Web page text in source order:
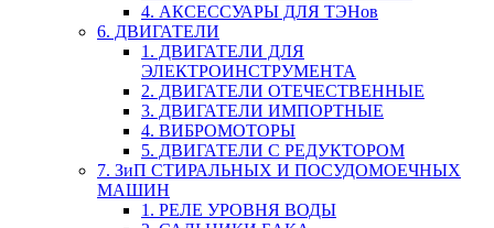
4. АКСЕССУАРЫ ДЛЯ ТЭНов
6. ДВИГАТЕЛИ
1. ДВИГАТЕЛИ ДЛЯ
ЭЛЕКТРОИНСТРУМЕНТА
2. ДВИГАТЕЛИ ОТЕЧЕСТВЕННЫЕ
3. ДВИГАТЕЛИ ИМПОРТНЫЕ
4. ВИБРОМОТОРЫ
5. ДВИГАТЕЛИ С РЕДУКТОРОМ
7. ЗиП СТИРАЛЬНЫХ И ПОСУДОМОЕЧНЫХ
МАШИН
1. РЕЛЕ УРОВНЯ ВОДЫ